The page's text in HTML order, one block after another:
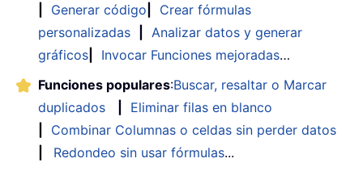
Generar código
Crear fórmulas
personalizadas
Analizar datos y generar
gráficos
Invocar Funciones mejoradas…
Funciones populares:Buscar, resaltar o Marcar
duplicados
Eliminar filas en blanco
Combinar Columnas o celdas sin perder datos
Redondeo sin usar fórmulas...